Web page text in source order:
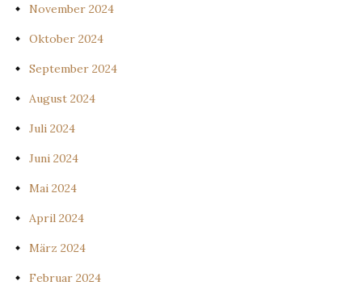
November 2024
Oktober 2024
September 2024
August 2024
Juli 2024
Juni 2024
Mai 2024
April 2024
März 2024
Februar 2024